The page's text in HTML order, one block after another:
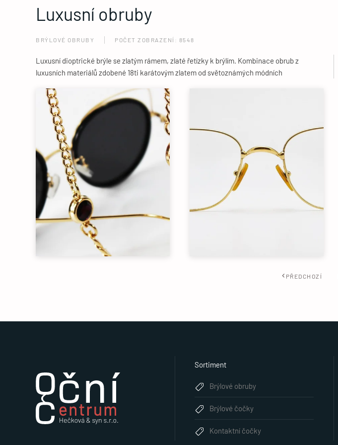
Luxusní obruby
BRÝLOVÉ OBRUBY POČET ZOBRAZENÍ: 8548
Luxusní dioptrické brýle se zlatým rámem, zlaté řetízky k brýlím. Kombinace obrub z
luxusních materiálů zdobené 18ti karátovým zlatem od světoznámých módních
PŘEDCHOZÍ
Sortiment
Brýlové obruby
Brýlové čočky
Kontaktní čočky